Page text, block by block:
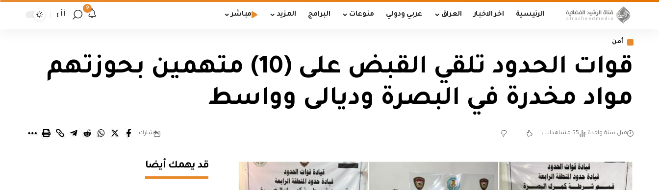
الرئيسية اخر الاخبار العراق عربي ودولي منوعات البرامج المزيد مباشر
9
أأ
أمن
قوات الحدود تلقي القبض على (10) متهمين بحوزتهم
مواد مخدرة في البصرة وديالى وواسط
قبل سنة واحدة 55 مشاهدات شارك
قد يهمك أيضا